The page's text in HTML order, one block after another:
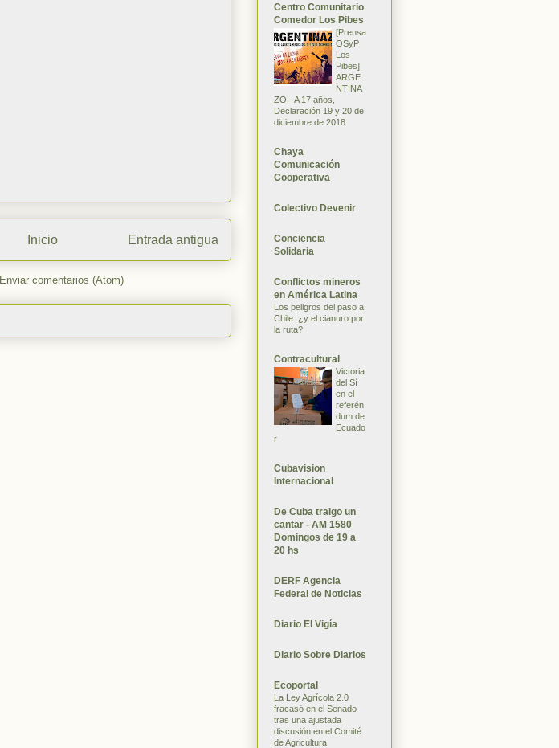
Entrada antigua
Inicio
Enviar comentarios (Atom)
Centro Comunitario
Comedor Los Pibes
[Prensa
OSyP
Los
Pibes]
ARGE
NTINA
ZO - A 17 años,
Declaración 19 y 20 de
diciembre de 2018
Chaya
Comunicación
Cooperativa
Colectivo Devenir
Conciencia
Solidaria
Conflictos mineros
en América Latina
Los peligros del paso a
Chile: ¿y el cianuro por
la ruta?
Contracultural
Victoria
del Sí
en el
referén
dum de
Ecuado
r
Cubavision
Internacional
De Cuba traigo un
cantar - AM 1580
Domingos de 19 a
20 hs
DERF Agencia
Federal de Noticias
Diario El Vigía
Diario Sobre Diarios
Ecoportal
La Ley Agrícola 2.0
fracasó en el Senado
tras una ajustada
discusión en el Comité
de Agricultura